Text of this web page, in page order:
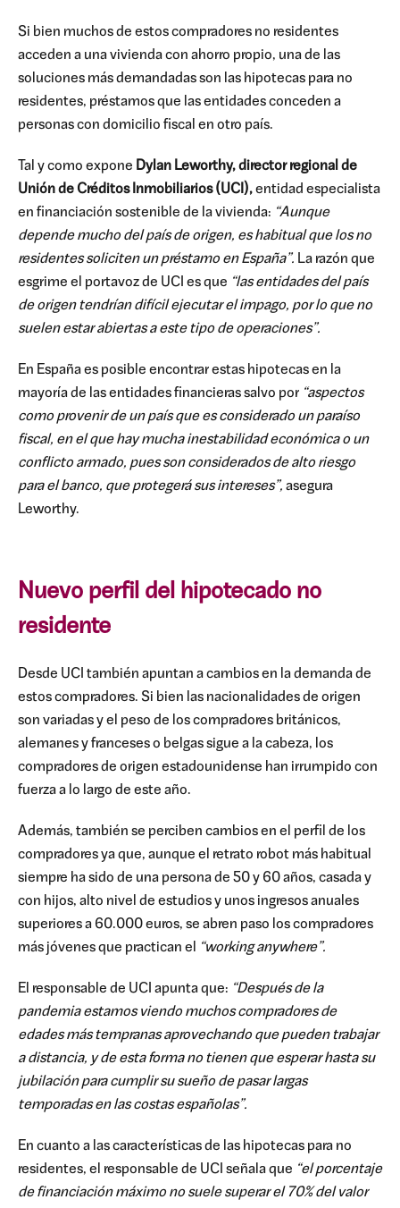
Si bien muchos de estos compradores no residentes
acceden a una vivienda con ahorro propio, una de las
soluciones más demandadas son las hipotecas para no
residentes, préstamos que las entidades conceden a
personas con domicilio fiscal en otro país.
Tal y como expone Dylan Leworthy, director regional de
Unión de Créditos Inmobiliarios (UCI),entidad especialista
en financiación sostenible de la vivienda: “Aunque
depende mucho del país de origen, es habitual que los no
residentes soliciten un préstamo en España”. La razón que
esgrime el portavoz de UCI es que “las entidades del país
de origen tendrían difícil ejecutar el impago, por lo que no
suelen estar abiertas a este tipo de operaciones”.
En España es posible encontrar estas hipotecas en la
mayoría de las entidades financieras salvo por “aspectos
como provenir de un país que es considerado un paraíso
fiscal, en el que hay mucha inestabilidad económica o un
conflicto armado, pues son considerados de alto riesgo
para el banco, que protegerá sus intereses”, asegura
Leworthy.
Nuevo perfil del hipotecado no
residente
Desde UCI también apuntan a cambios en la demanda de
estos compradores. Si bien las nacionalidades de origen
son variadas y el peso de los compradores británicos,
alemanes y franceses o belgas sigue a la cabeza, los
compradores de origen estadounidense han irrumpido con
fuerza a lo largo de este año.
Además, también se perciben cambios en el perfil de los
compradores ya que, aunque el retrato robot más habitual
siempre ha sido de una persona de 50 y 60 años, casada y
con hijos, alto nivel de estudios y unos ingresos anuales
superiores a 60.000 euros, se abren paso los compradores
más jóvenes que practican el “working anywhere”.
El responsable de UCI apunta que: “Después de la
pandemia estamos viendo muchos compradores de
edades más tempranas aprovechando que pueden trabajar
a distancia, y de esta forma no tienen que esperar hasta su
jubilación para cumplir su sueño de pasar largas
temporadas en las costas españolas”.
En cuanto a las características de las hipotecas para no
residentes, el responsable de UCI señala que “el porcentaje
de financiación máximo no suele superar el 70% del valor